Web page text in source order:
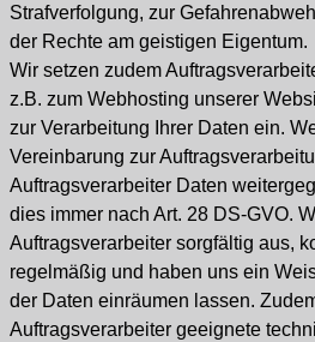
Strafverfolgung, zur
der Rechte am geistigen Eigentum.
Wir setzen zudem
z.B. zum Webhosting unserer
zur Verarbeitung Ihrer Daten ein.
Vereinbarung zur
Auftragsverarbeiter Daten
dies immer nach Art. 28 DS-GVO.
Auftragsverarbeiter sorgfältig aus,
regelmäßig und haben uns ein
der Daten einräumen lassen.
Auftragsverarbeiter geeignete